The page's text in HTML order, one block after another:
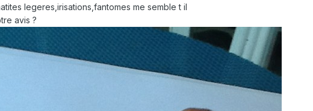
legeres,irisations,fantomes me semble t il
avis ?